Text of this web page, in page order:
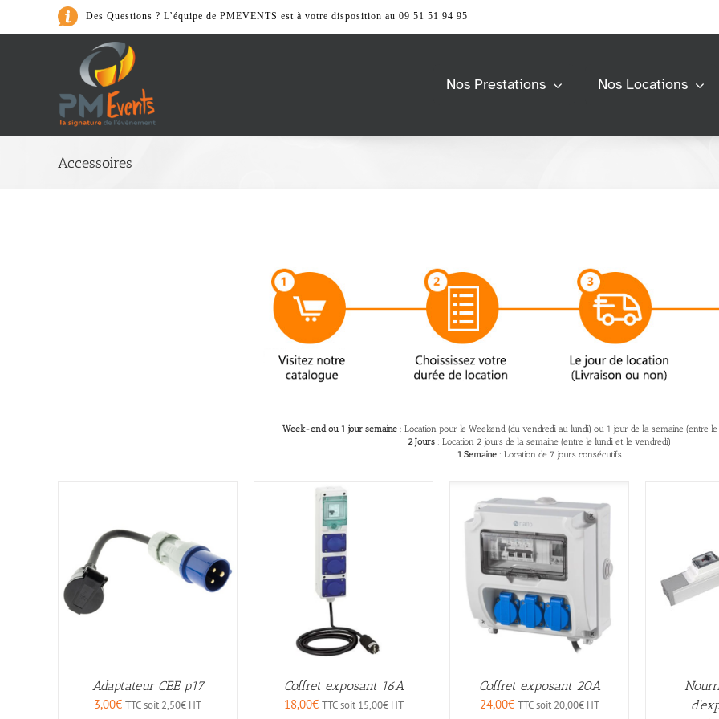
Des Questions ? L’équipe de PMEVENTS est à votre disposition au 09 51 51 94 95
Nos Prestations Nos Locations
Art de la Table
> Accessoires
Son & Lumière
> Accessoires
> Lumières
> Sonorisation
Barnum &
> Accessoires
Mobiliers
> Accessoires
> Comptoir et Desk
> Espace lounge
> Mange debout
Univers Scène
> Praticable de scène
Vidéo & Image
> Accessoires
> Ecran et support
> Ordinateur
Ecran
Accessoires
Week-end ou 1 jour semaine : Location pour le Weekend (du vendredi au lundi) ou 1 jour de la semaine (entre
2 Jours : Location 2 jours de la semaine (entre le lundi et le vendredi)
1 Semaine: Location de 7 jours consécutifs
Adaptateur CEE p17
3,00€ TTC soit 2,50€ HT
Coffret exposant 16A
18,00€ TTC soit 15,00€HT
Coffret exposant 20A
24,00€ TTC soit 20,00€HT